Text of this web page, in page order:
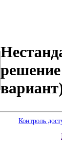
Контроль